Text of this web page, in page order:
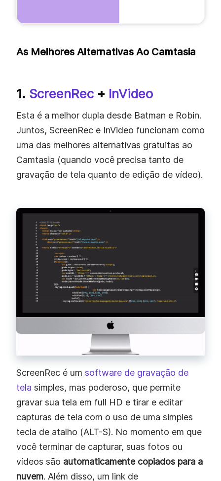
As Melhores Alternativas Ao Camtasia
1. ScreenRec + InVideo
Esta é a melhor dupla desde Batman e Robin.
Juntos, ScreenRec e InVideo funcionam como
uma das melhores alternativas gratuitas ao
Camtasia (quando você precisa tanto de
gravação de tela quanto de edição de vídeo).
ScreenRec é um software de gravação de
tela simples, mas poderoso, que permite
gravar sua tela em full HD e tirar e editar
capturas de tela com o uso de uma simples
tecla de atalho (ALT-S). No momento em que
você terminar de capturar, suas fotos ou
vídeos são automaticamente copiados para a
nuvem. Além disso, um link de